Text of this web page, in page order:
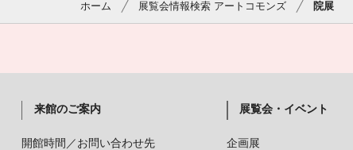
ホーム 展覧会情報検索 アートコモンズ 院展
来館のご案内
開館時間／お問い合わせ先
展覧会・イベント
企画展